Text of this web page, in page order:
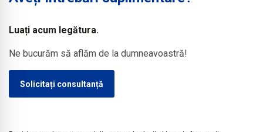
căderilor,
în cazul
lucrărilor
de
întreținere
sau
pentru
realizarea
unei
temporare
de
RESITRIX®
sigur și
Luați acum legătura.
Ne bucurăm să aflăm de la dumneavoastră!
Solicitați consultanță